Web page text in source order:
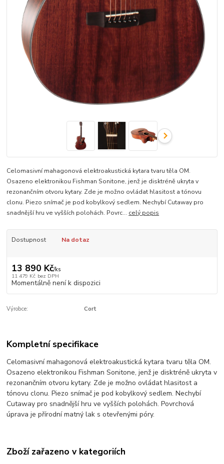
Celomasivní mahagonová elektroakustická kytara tvaru těla OM.
Osazeno elektronikou Fishman Sonitone, jenž je disktréně ukryta v
rezonančním otvoru kytary. Zde je možno ovládat hlasitost a tónovu
clonu. Piezo snímač je pod kobylkový sedlem. Nechybí Cutaway pro
snadnější hru ve vyšších polohách. Povrc... celý popis
Dostupnost Na dotaz
13 890 Kč/ks
11 479 Kč bez DPH
Momentálně není k dispozici
Výrobce: Cort
Kompletní specifikace
Celomasivní mahagonová elektroakustická kytara tvaru těla OM.
Osazeno elektronikou Fishman Sonitone, jenž je disktréně ukryta v
rezonančním otvoru kytary. Zde je možno ovládat hlasitost a
tónovu clonu. Piezo snímač je pod kobylkový sedlem. Nechybí
Cutaway pro snadnější hru ve vyšších polohách. Povrchová
úprava je přírodní matný lak s otevřenými póry.
Zboží zařazeno v kategoriích